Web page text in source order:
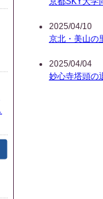
2025/04/10
京北・美山の
2025/04/04
妙心寺塔頭の